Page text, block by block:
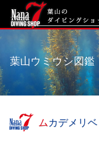
葉山ウミウシ図鑑
ムカデメリベ